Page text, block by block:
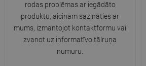
rodas problēmas ar iegādāto
produktu, aicinām sazināties ar
mums, izmantojot kontaktformu vai
zvanot uz informatīvo tālruņa
numuru.